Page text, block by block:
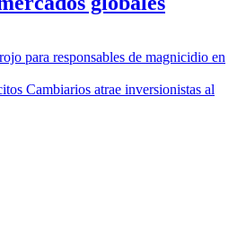
para responsables de magnicidio en
Cambiarios atrae inversionistas al